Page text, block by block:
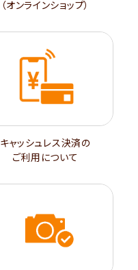
（オンラインショップ）
キャッシュレス決済の
ご利用について